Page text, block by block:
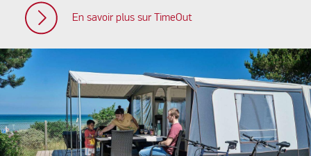
En savoir plus sur TimeOut